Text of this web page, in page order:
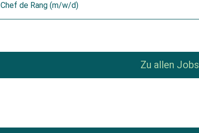
Chef de Rang (m/w/d)
Zu allen Jobs